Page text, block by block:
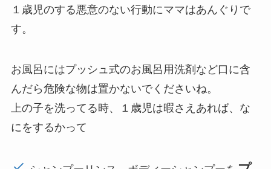
１歳児のする悪意のない行動にママはあんぐりで
す。
お風呂にはプッシュ式のお風呂用洗剤など口に含
んだら危険な物は置かないでくださいね。
上の子を洗ってる時、１歳児は暇さえあれば、な
にをするかって